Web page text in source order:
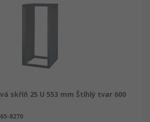
skříň 25 U 553 mm Štíhlý tvar 600
8270